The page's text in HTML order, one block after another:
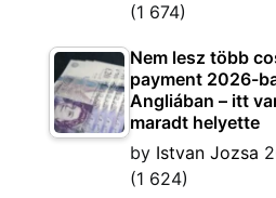
(1 674)
Nem lesz több
payment 2026-
Angliában – itt
maradt helyette
by Istvan Jozsa
(1 624)